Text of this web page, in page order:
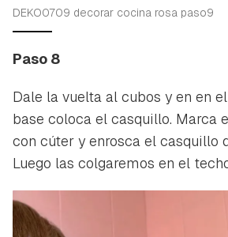
DEKO0709 decorar cocina rosa paso9
Paso 8
Dale la vuelta al cubos y en en
base coloca el casquillo. Marca
con cúter y enrosca el casquillo
Luego las colgaremos en el